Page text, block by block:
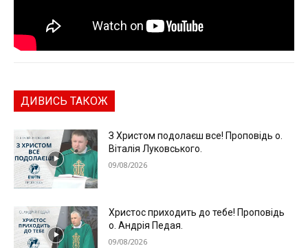
ДИВИСЬ ТАКОЖ
З Христом подолаєш все! Проповідь о.
Віталія Луковського.
09/08/2026
Христос приходить до тебе! Проповідь
о. Андрія Педая.
09/08/2026